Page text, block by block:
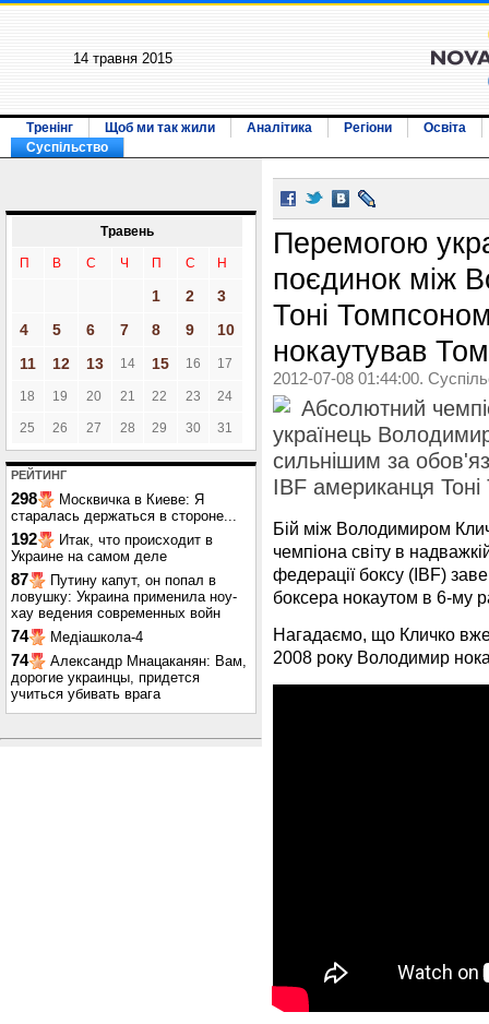
14 травня 2015
Тренінг Щоб ми так жили Аналітика Регіони
Освіта
Суспільство
Травень
П В С Ч П С Н
1 2
3
4
5 6 7 8 9
10
11
12 13 14 15 16 17
18 19 20 21 22 23 24
25 26 27 28 29 30 31
РЕЙТИНГ
298
Москвичка в Киеве: Я
старалась держаться в стороне...
192
Итак, что происходит в
Украине на самом деле
87
Путину капут, он попал в
ловушку: Украина применила ноу-
хау ведения современных войн
74 Медіашкола-4
74
Александр Мнацаканян: Вам,
дорогие украинцы, придется
учиться убивать врага
Перемогою
поєдинок між
Тоні
нокаутував
2012-07-08 01:44:00.
Абсолютний
українець
сильнішим за
IBF американця
Бій між Володимиром
чемпіона світу в
федерації боксу (IBF)
боксера нокаутом в 6-му
Нагадаємо, що Кличко
2008 року Володимир